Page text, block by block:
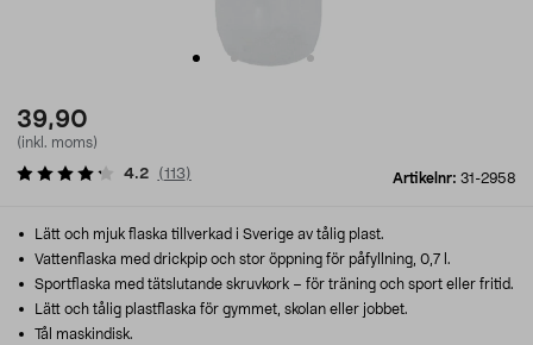
39,90
(inkl. moms)
Artikelnr: 31-2958
4.2 (113)
Lätt och mjuk flaska tillverkad i Sverige av tålig plast.
Vattenflaska med drickpip och stor öppning för påfyllning, 0,7 l.
Sportflaska med tätslutande skruvkork – för träning och sport eller fritid.
Lätt och tålig plastflaska för gymmet, skolan eller jobbet.
Tål maskindisk.